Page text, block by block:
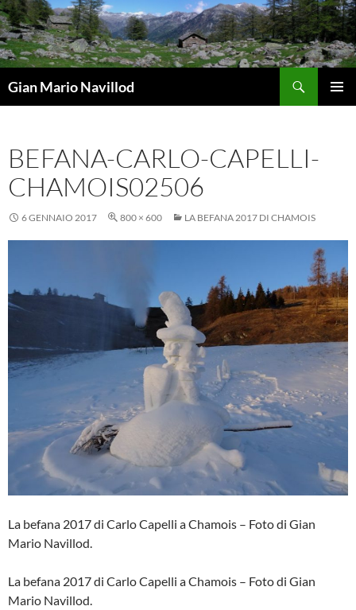
Vai
al
contenuto
Gian Mario Navillod
BEFANA-CARLO-CAPELLI-
CHAMOIS02506
6 GENNAIO 2017 800 × 600 LA BEFANA 2017 DI CHAMOIS
La befana 2017 di Carlo Capelli a Chamois – Foto di Gian
Mario Navillod.
La befana 2017 di Carlo Capelli a Chamois – Foto di Gian
Mario Navillod.